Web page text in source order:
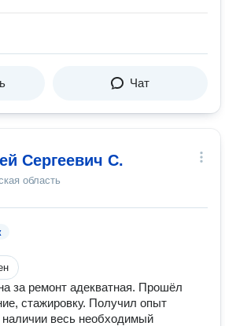
Чат
Сергеевич С.
область
за ремонт адекватная. Прошёл
стажировку. Получил опыт
весь необходимый